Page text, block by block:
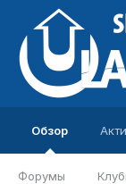
Обзор
Форумы